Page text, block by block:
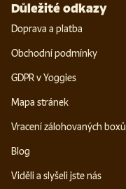
Důležité odkazy
Doprava a platba
Obchodní podmínky
GDPR v Yoggies
Mapa stránek
Vracení zálohovaných boxů
Blog
Viděli a slyšeli jste nás